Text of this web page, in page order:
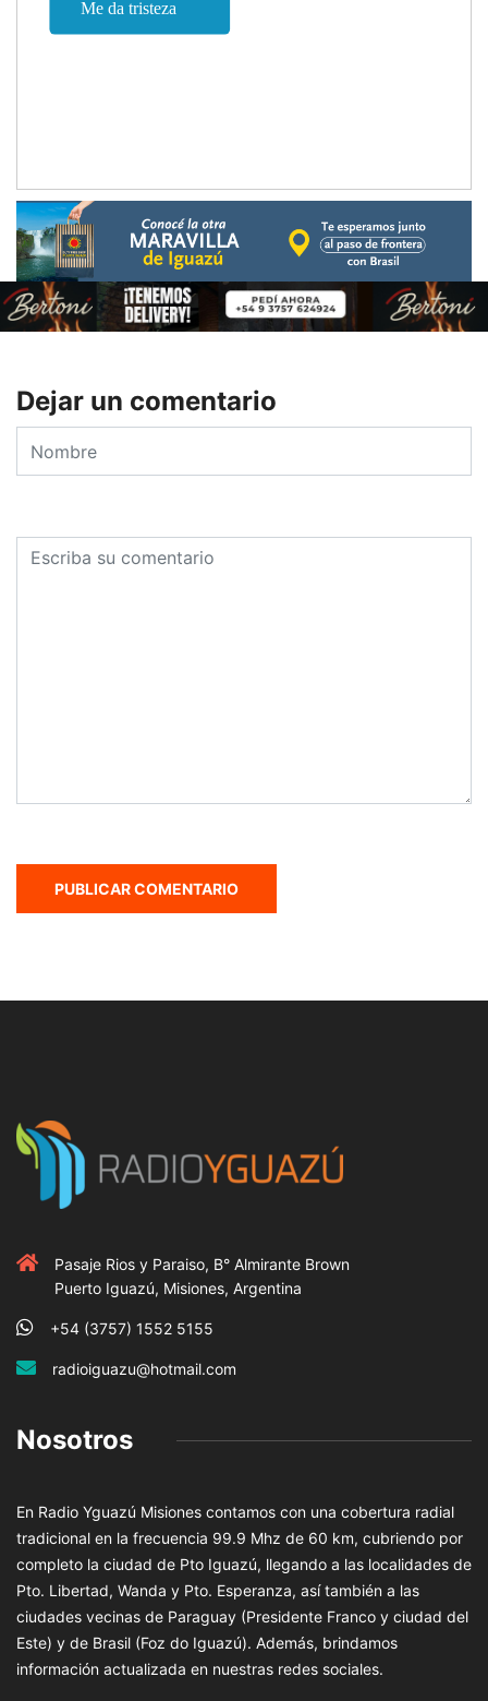
Dejar un comentario
Pasaje Rios y Paraiso, B° Almirante Brown
Puerto Iguazú, Misiones, Argentina
+54 (3757) 1552 5155
radioiguazu@hotmail.com
Nosotros
En Radio Yguazú Misiones contamos con una cobertura radial
tradicional en la frecuencia 99.9 Mhz de 60 km, cubriendo por
completo la ciudad de Pto Iguazú, llegando a las localidades de
Pto. Libertad, Wanda y Pto. Esperanza, así también a las
ciudades vecinas de Paraguay (Presidente Franco y ciudad del
Este) y de Brasil (Foz do Iguazú). Además, brindamos
información actualizada en nuestras redes sociales.